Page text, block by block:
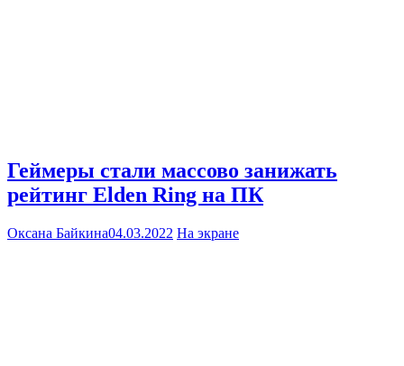
Геймеры стали массово занижать
рейтинг Elden Ring на ПК
Оксана Байкина04.03.2022 На экране